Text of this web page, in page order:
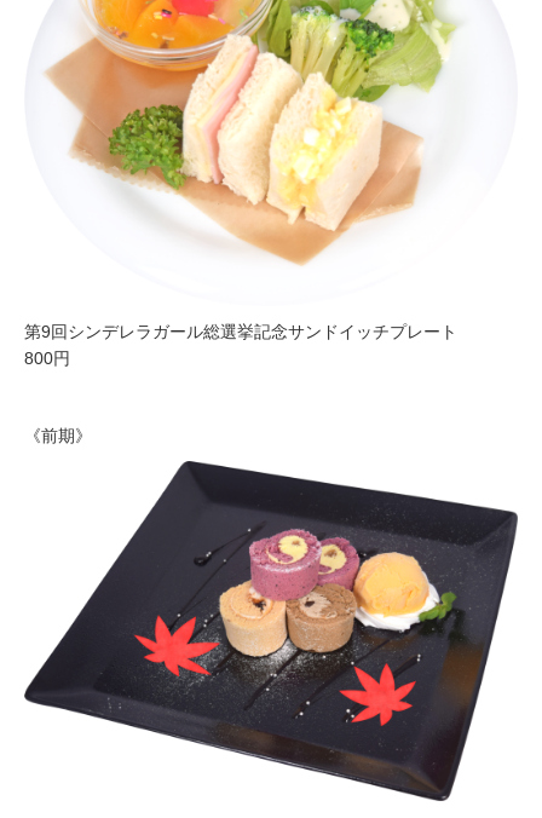
第9回シンデレラガール総選挙記念サンドイッチプレート
800円
《前期》